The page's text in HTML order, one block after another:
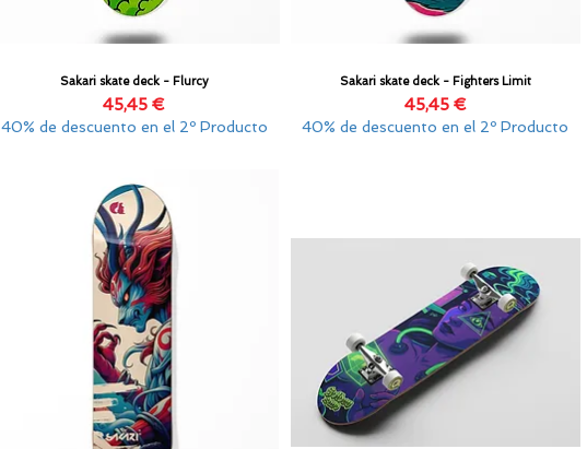
Vista rápida
Sakari skate deck - Flurcy
Precio
45,45 €
40% de descuento en el 2º Producto
Vista rápida
Sakari skate deck - Fighters Limit
Precio
45,45 €
40% de descuento en el 2º Producto